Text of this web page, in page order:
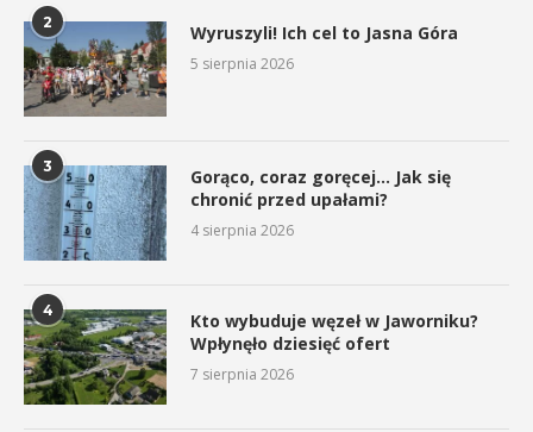
2 Wyruszyli! Ich cel to Jasna Góra
5 sierpnia 2026
3
Gorąco, coraz goręcej… Jak się
chronić przed upałami?
4 sierpnia 2026
4
Kto wybuduje węzeł w Jaworniku?
Wpłynęło dziesięć ofert
7 sierpnia 2026